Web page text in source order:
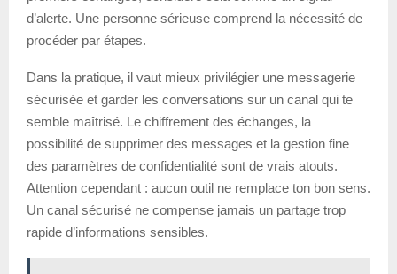
d’alerte. Une personne sérieuse comprend la nécessité de
procéder par étapes.
Dans la pratique, il vaut mieux privilégier une messagerie
sécurisée et garder les conversations sur un canal qui te
semble maîtrisé. Le chiffrement des échanges, la
possibilité de supprimer des messages et la gestion fine
des paramètres de confidentialité sont de vrais atouts.
Attention cependant : aucun outil ne remplace ton bon sens.
Un canal sécurisé ne compense jamais un partage trop
rapide d’informations sensibles.